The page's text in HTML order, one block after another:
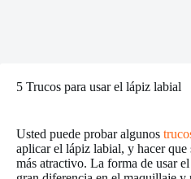
5 Trucos para usar el lápiz labial
Usted puede probar algunos
aplicar el lápiz labial, y hacer que
más atractivo. La forma de usar